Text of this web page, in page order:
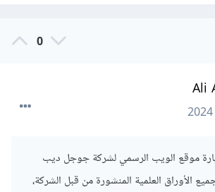
0
Ali
موقع الويب الرسمي لشركة جوجل ديب
الأوراق العلمية المنشورة من قبل الشركة،